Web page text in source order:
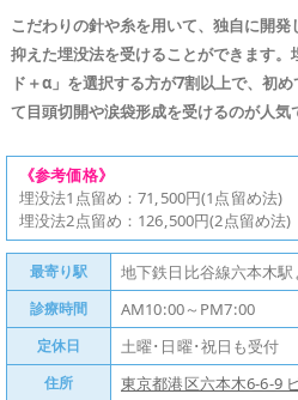
こだわりの針や糸を用いて、独自に開
抑えた埋没法を受けることができます
ド＋α」を選択する方が7割以上で、初
て目頭切開や涙袋形成を受けるのが人気
《参考価格》
埋没法1点留め：71,500円(1点留め法)
埋没法2点留め：126,500円(2点留め法)
最寄り駅 地下鉄日比谷線六本木駅
診療時間 AM10:00～PM7:00
定休日 土曜･日曜･祝日も受付
住所 東京都港区六本木6-6-9